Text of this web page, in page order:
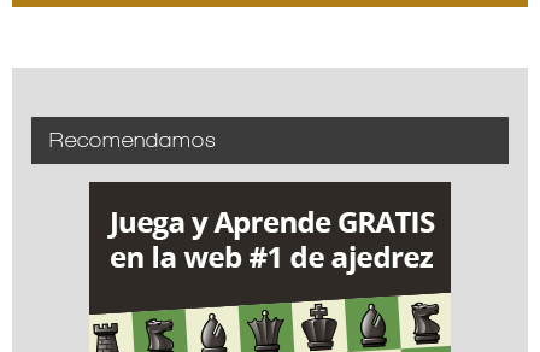
Recomendamos